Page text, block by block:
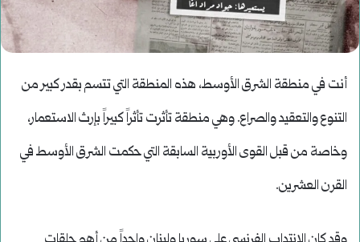
أنت في منطقة الشرق الأوسط، هذه المنطقة التي تتسم بقدر كبير من
التنوع والتعقيد والصراع. وهي منطقة تأثرت تأثراً كبيراً بإرث الاستعمار،
وخاصة من قبل القوى الأوربية السابقة التي حكمت الشرق الأوسط في
القرن العشرين.